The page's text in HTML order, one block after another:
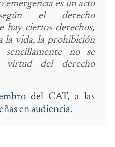
emergencia es un acto
el derecho
hay ciertos derechos,
la vida, la prohibición
no se
virtud del derecho
del CAT, a las
en audiencia.